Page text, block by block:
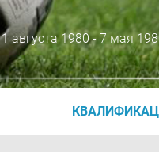
1 августа 1980 - 7 мая